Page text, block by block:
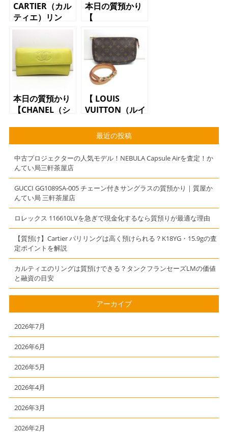
CARTIER（カル
ティエ）リン
本日の質預かり
【
（ティファニ
ー）リターント
ゥ ハートタ
グ ボールチェ
ーン ピンク
シルバー
（SV925） ブ
レスレッド】
本日の質預かり
【CHANEL（シ
布 ライムイエ
ロー】
【 LOUIS
VUITTON（ルイ
セサリーポー
チ M51980
ポシェット ア
モノグラム】
最近の投稿
中古プロジェクターの人気モデル！NEBULA Capsule Airを査定！か
んてい局三軒茶屋店
GUCCI GG1089SA-005 チェーン付きサングラスの質預かり｜質屋か
んてい局 三軒茶屋店
ロレックス 116610LVを急ぎで現金化するなら質預りが最適な理由
【質預け】Cartier パリリングは高く預けられる？K18YG・15.9gの査
定ポイントを解説
カルティエのリングは質預けできる？タンクフランセーズLMの価値
と融資の目安
アーカイブ
2026年7月
2026年6月
2026年5月
2026年4月
2026年3月
2026年2月